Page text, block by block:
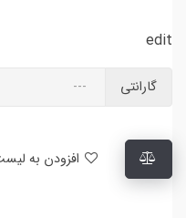
edit
گارانتی